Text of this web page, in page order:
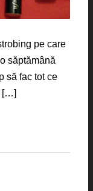
pe care
săptămână
să fac tot ce
[…]